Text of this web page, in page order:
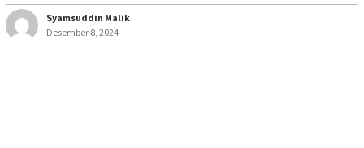
Syamsuddin Malik
Desember 8, 2024